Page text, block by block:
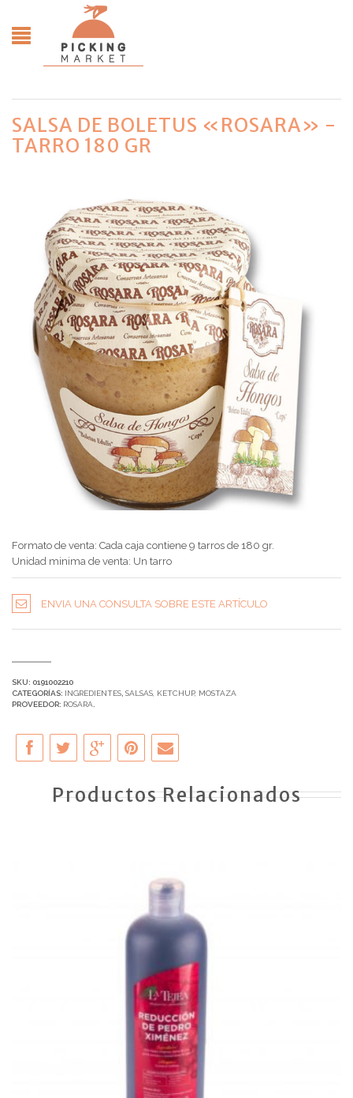
SALSA DE BOLETUS «ROSARA» -
TARRO 180 GR
Formato de venta: Cada caja contiene 9 tarros de 180 gr.
Unidad minima de venta: Un tarro
ENVIA UNA CONSULTA SOBRE ESTE ARTÍCULO
SKU: 0191002210
CATEGORÍAS: INGREDIENTES SALSAS, KETCHUP, MOSTAZA
PROVEEDOR: ROSARA
Productos Relacionados